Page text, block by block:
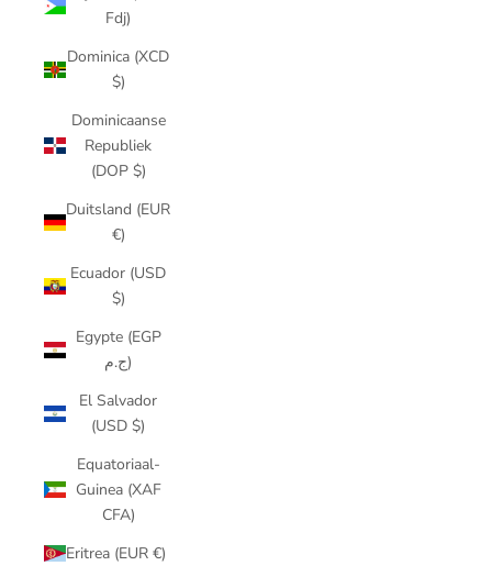
Fdj)
Dominica (XCD
$)
Dominicaanse
Republiek
(DOP $)
Duitsland (EUR
€)
Ecuador (USD
$)
Egypte (EGP
ج.م)
El Salvador
(USD $)
Equatoriaal-
Guinea (XAF
CFA)
Eritrea (EUR €)